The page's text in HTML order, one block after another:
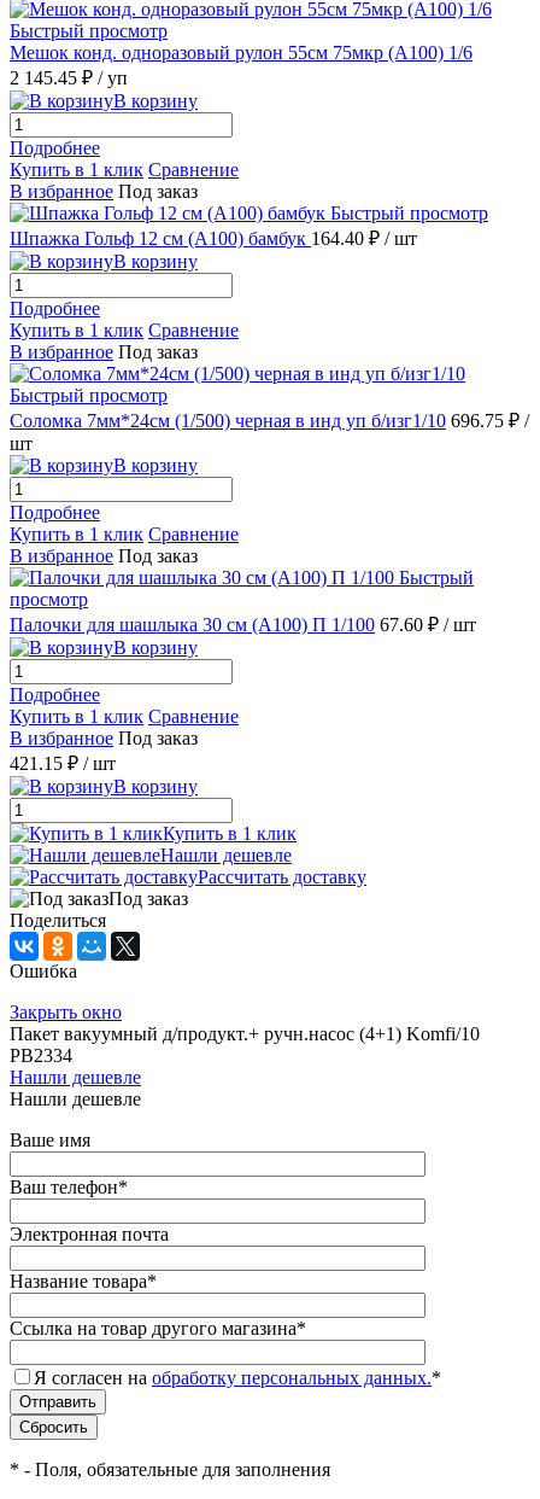
Быстрый просмотр
Мешок конд. одноразовый рулон 55см 75мкр (А100) 1/6
2 145.45 ₽ / уп
В корзину
Подробнее
Купить в 1 клик Сравнение
В избранное Под заказ
Быстрый просмотр
Шпажка Гольф 12 см (А100) бамбук 164.40 ₽ / шт
В корзину
Подробнее
Купить в 1 клик Сравнение
В избранное Под заказ
Быстрый просмотр
Соломка 7мм*24см (1/500) черная в инд уп б/изг1/10 696.75 ₽ /
шт
В корзину
Подробнее
Купить в 1 клик Сравнение
В избранное Под заказ
Быстрый
просмотр
Палочки для шашлыка 30 см (А100) П 1/100 67.60 ₽ / шт
В корзину
Подробнее
Купить в 1 клик Сравнение
В избранное Под заказ
421.15 ₽ / шт
В корзину
Купить в 1 клик
Нашли дешевле
Рассчитать доставку
Под заказ
Поделиться
Ошибка
Закрыть окно
Пакет вакуумный д/продукт.+ ручн.насос (4+1) Komfi/10
PB2334
Нашли дешевле
Нашли дешевле
Ваше имя
Ваш телефон*
Электронная почта
Название товара*
Ссылка на товар другого магазина*
Я согласен на обработку персональных данных.*
* - Поля, обязательные для заполнения